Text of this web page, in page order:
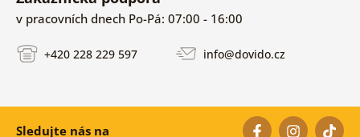
v pracovních dnech Po-Pá: 07:00 - 16:00
+420 228 229 597 info@dovido.cz
Sledujte nás na